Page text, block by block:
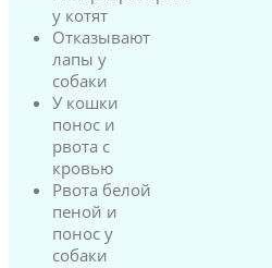
у котят
Отказывают
лапы у
собаки
У кошки
понос и
рвота с
кровью
Рвота белой
пеной и
понос у
собаки